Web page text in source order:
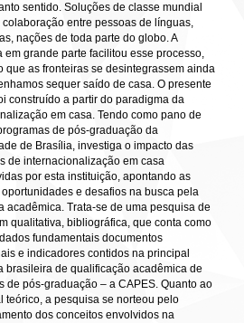
sentido. Soluções de classe mundial
colaboração entre pessoas de línguas,
nações de toda parte do globo. A
em grande parte facilitou esse processo,
que as fronteiras se desintegrassem ainda
sequer saído de casa. O presente
construído a partir do paradigma da
em casa. Tendo como pano de
de pós-graduação da
de Brasília, investiga o impacto das
de internacionalização em casa
por esta instituição, apontando as
e desafios na busca pela
acadêmica. Trata-se de uma pesquisa de
qualitativa, bibliográfica, que conta como
fundamentais documentos
e indicadores contidos na principal
brasileira de qualificação acadêmica de
de pós-graduação – a CAPES. Quanto ao
teórico, a pesquisa se norteou pelo
dos conceitos envolvidos na